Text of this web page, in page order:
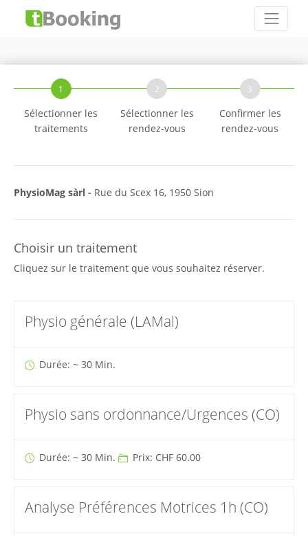
1
Sélectionner les
traitements
2
Sélectionner les
rendez-vous
3
Confirmer les
rendez-vous
PhysioMag sàrl - Rue du Scex 16, 1950 Sion
Choisir un traitement
Cliquez sur le traitement que vous souhaitez réserver.
Physio générale (LAMal)
Durée: ~ 30 Min.
Physio sans ordonnance/Urgences (CO)
Durée: ~ 30 Min. Prix: CHF 60.00
Analyse Préférences Motrices 1h (CO)